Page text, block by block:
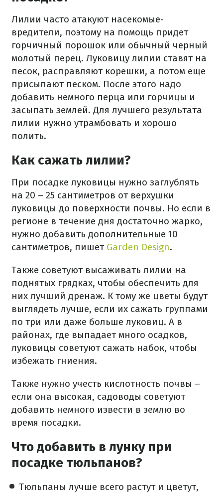
Лилии часто атакуют насекомые-
вредители, поэтому на помощь придет
горчичный порошок или обычный черный
молотый перец. Луковицу лилии ставят на
песок, расправляют корешки, а потом еще
присыпают песком. После этого надо
добавить немного перца или горчицы и
засыпать землей. Для лучшего результата
лилии нужно утрамбовать и хорошо
полить.
Как сажать лилии?
При посадке луковицы нужно заглублять
на 20 – 25 сантиметров от верхушки
луковицы до поверхности почвы. Но если в
регионе в течение дня достаточно жарко,
нужно добавить дополнительные 10
сантиметров, пишет Garden Design.
Также советуют высаживать лилии на
поднятых грядках, чтобы обеспечить для
них лучший дренаж. К тому же цветы будут
выглядеть лучше, если их сажать группами
по три или даже больше луковиц. А в
районах, где выпадает много осадков,
луковицы советуют сажать набок, чтобы
избежать гниения.
Также нужно учесть кислотность почвы –
если она высокая, садоводы советуют
добавить немного извести в землю во
время посадки.
Что добавить в лунку при
посадке тюльпанов?
Тюльпаны лучше всего растут и цветут,